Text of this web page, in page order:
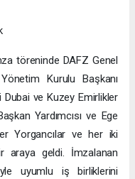
töreninde DAFZ Genel
Kurulu Başkanı
Dubai ve Kuzey Emirlikler
Yardımcısı ve Ege
Yorgancılar ve her iki
araya geldi. İmzalanan
uyumlu iş birliklerini